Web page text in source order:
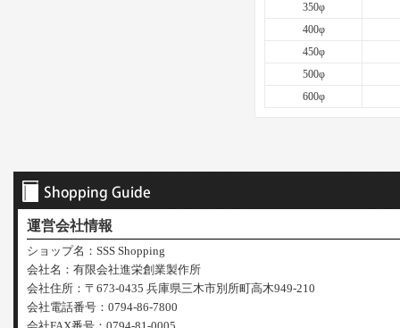
350φ
400φ
450φ
500φ
600φ
運営会社情報
ショップ名：SSS Shopping
会社名：有限会社進栄創業製作所
会社住所：〒673-0435 兵庫県三木市別所町高木949-210
会社電話番号：0794-86-7800